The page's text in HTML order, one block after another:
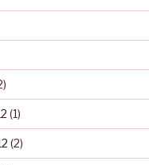
(1)
(2)